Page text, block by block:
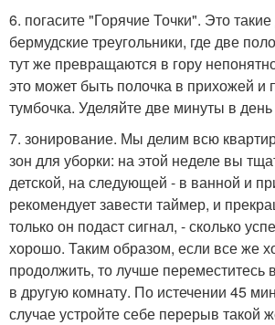
6. погасите "Горячие Точки". Это
бермудские треугольники, где две
тут же превращаются в гору
это может быть полочка в прихожей и
тумбочка. Уделяйте две минуты в
7. зонирование. Мы делим всю
зон для уборки: на этой неделе вы
детской, на следующей - в ванной и
рекомендует завести таймер, и
только он подаст сигнал, - сколько
хорошо. Таким образом, если все же
продолжить, то лучше переместитесь
в другую комнату. По истечении 45
случае устройте себе перерыв такой